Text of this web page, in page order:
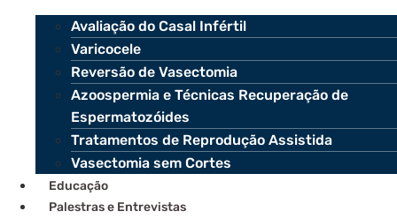
Avaliação do Casal Infértil
Varicocele
Reversão de Vasectomia
Azoospermia e Técnicas Recuperação de
Espermatozóides
Tratamentos de Reprodução Assistida
Vasectomia sem Cortes
Educação
Palestras e Entrevistas